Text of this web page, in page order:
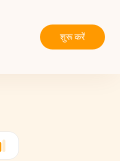
शुरू करें